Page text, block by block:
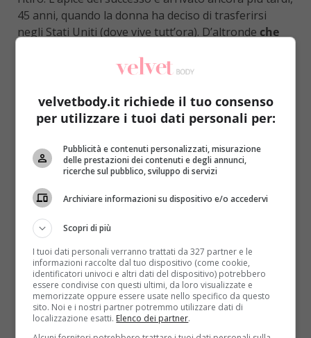
45 anni, quando la donna ha deciso di trasferirsi
negli Stati Uniti (dove vive tutt’ora). D’altronde che
Chiunque vorrebbe conoscere i
problemi. L’esercizio fisico occupa un posto
importante nelle sue giornate: allenarsi le permette
se per lei è importantenon esagerare con l’attività
fisica.
velvetbody.it richiede il tuo consenso
per utilizzare i tuoi dati personali per:
Pubblicità e contenuti personalizzati, misurazione
delle prestazioni dei contenuti e degli annunci,
ricerche sul pubblico, sviluppo di servizi
Archiviare informazioni su dispositivo e/o accedervi
Scopri di più
I tuoi dati personali verranno trattati da 327 partner e le
informazioni raccolte dal tuo dispositivo (come cookie,
identificatori univoci e altri dati del dispositivo) potrebbero
essere condivise con questi ultimi, da loro visualizzate e
memorizzate oppure essere usate nello specifico da questo
sito. Noi e i nostri partner potremmo utilizzare dati di
localizzazione esatti. Elenco dei partner.